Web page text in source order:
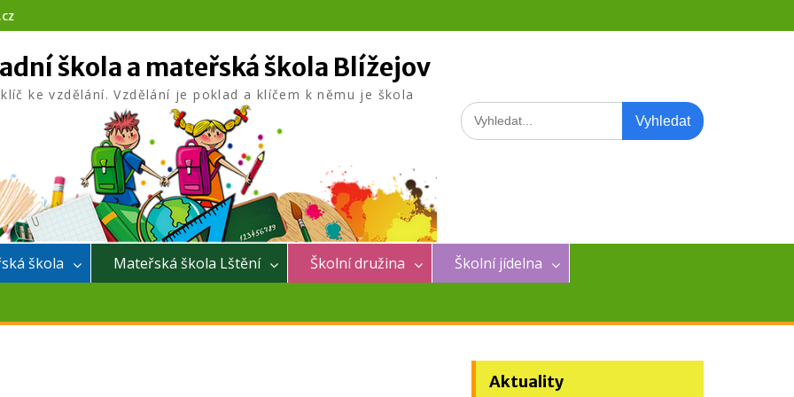
škola a mateřská škola Blížejov
ke vzdělání. Vzdělání je poklad a klíčem k němu je škola
Search
for:
škola Mateřská škola Lštění Školní družina
Školní jídelna
Aktuality